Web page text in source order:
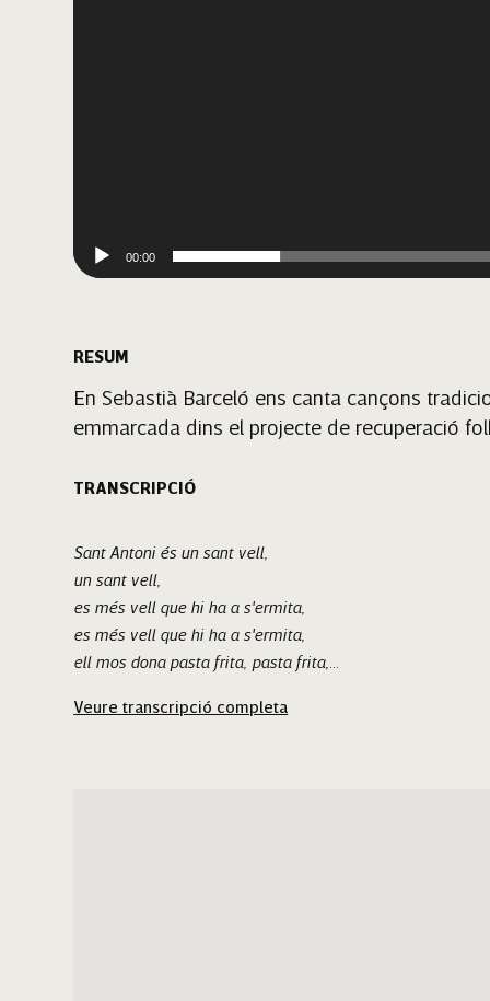
00:00
RESUM
En Sebastià Barceló ens canta cançons
emmarcada dins el projecte de recuperació
TRANSCRIPCIÓ
Sant Antoni és un sant vell,
un sant vell,
es més vell que hi ha a s'ermita,
es més vell que hi ha a s'ermita,
ell mos dona pasta frita, pasta frita,
i coques com un garbell,
Veure transcripció completa